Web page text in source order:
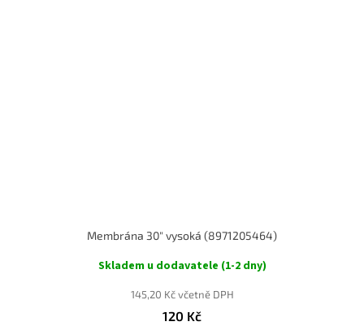
Membrána 30" vysoká (8971205464)
Skladem u dodavatele (1-2 dny)
145,20 Kč včetně DPH
120 Kč